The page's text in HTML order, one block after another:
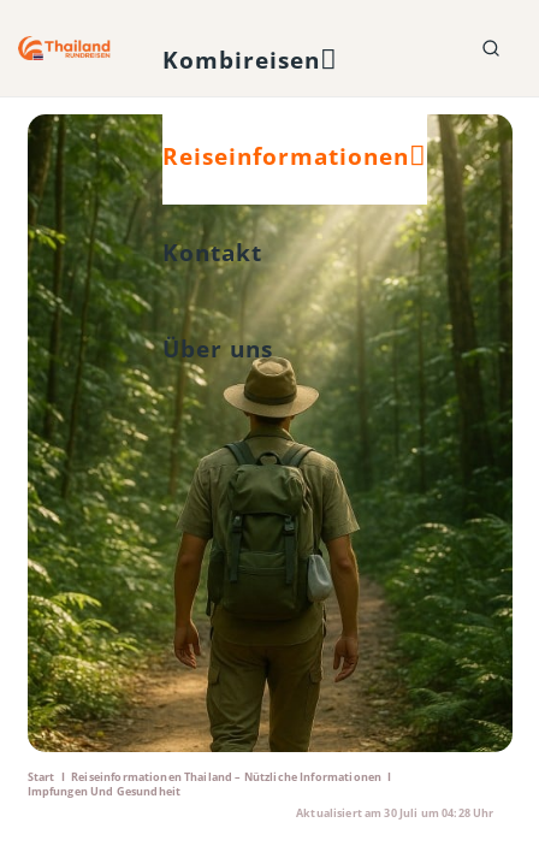
Kombireisen
Reiseinformationen
Kontakt
Über uns
Start I Reiseinformationen Thailand – Nützliche Informationen I
Impfungen Und Gesundheit
Aktualisiert am30 Juli um 04:28 Uhr